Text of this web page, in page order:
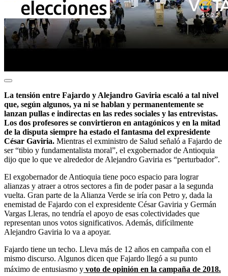
La tensión entre Fajardo y Alejandro Gaviria escaló a tal nivel
que, según algunos, ya ni se hablan y permanentemente se
lanzan pullas e indirectas en las redes sociales y las entrevistas.
Los dos profesores se convirtieron en antagónicos y en la mitad
de la disputa siempre ha estado el fantasma del expresidente
César Gaviria. Mientras el exministro de Salud señaló a Fajardo de
ser “tibio y fundamentalista moral”, el exgobernador de Antioquia
dijo que lo que ve alrededor de Alejandro Gaviria es “perturbador”.
El exgobernador de Antioquia tiene poco espacio para lograr
alianzas y atraer a otros sectores a fin de poder pasar a la segunda
vuelta. Gran parte de la Alianza Verde se iría con Petro y, dada la
enemistad de Fajardo con el expresidente César Gaviria y Germán
Vargas Lleras, no tendría el apoyo de esas colectividades que
representan unos votos significativos. Además, difícilmente
Alejandro Gaviria lo va a apoyar.
Fajardo tiene un techo. Lleva más de 12 años en campaña con el
mismo discurso. Algunos dicen que Fajardo llegó a su punto
máximo de entusiasmo y voto de opinión en la campaña de 2018.